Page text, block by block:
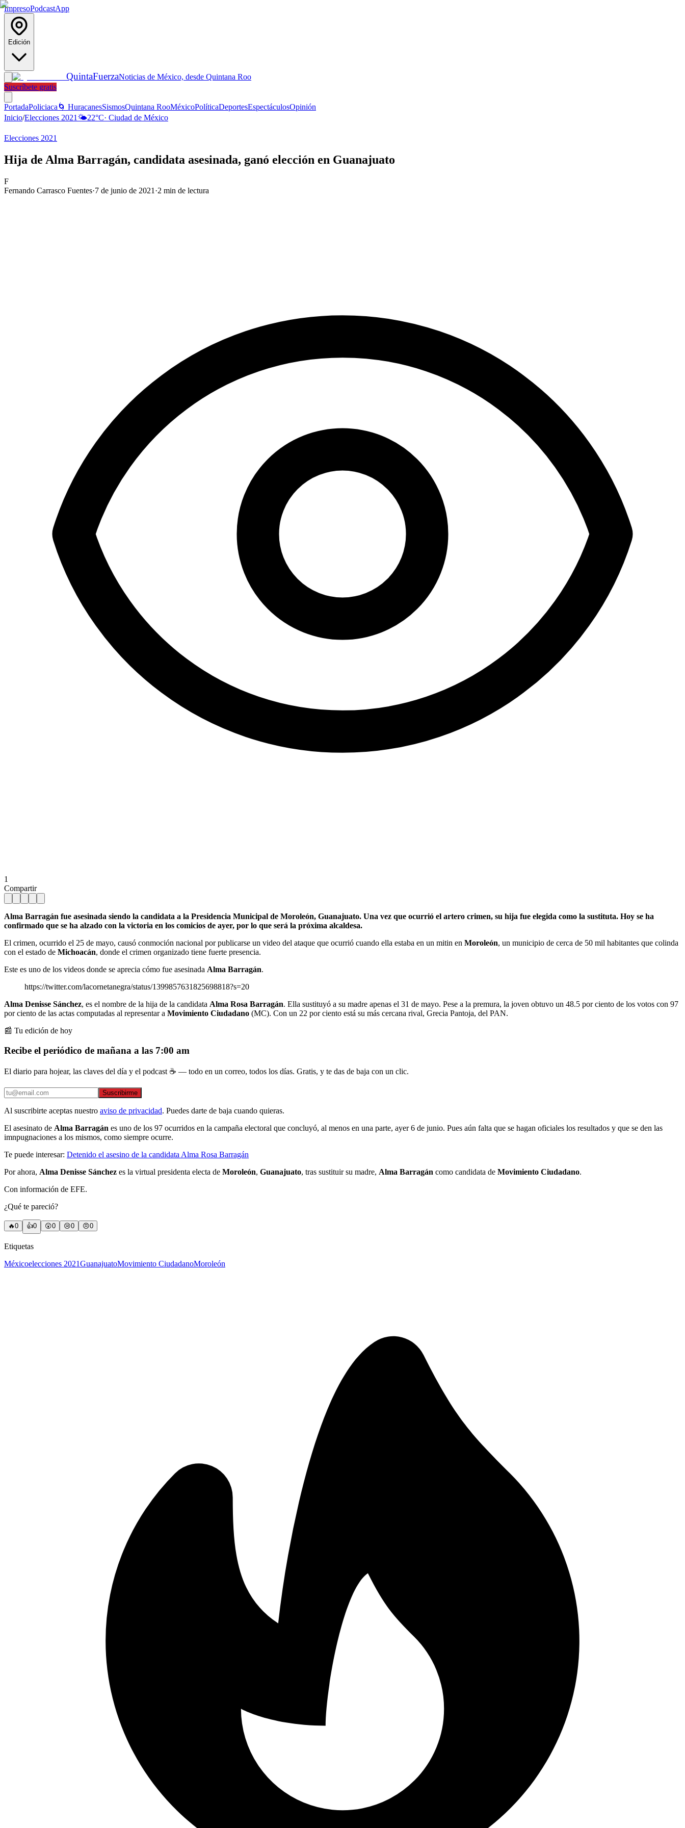
ImpresoPodcastApp
Edición
QuintaFuerzaNoticias de México, desde Quintana Roo
Suscríbete gratis
PortadaPoliciaca 🌀 HuracanesSismosQuintana RooMéxicoPolíticaDeportesEspectáculosOpinión
Inicio/Elecciones 2021 🌤️22°C· Ciudad de México
Elecciones 2021
Hija de Alma Barragán, candidata asesinada, ganó elección en Guanajuato
F
Fernando Carrasco Fuentes·7 de junio de 2021 ·2 min de lectura
1
Compartir
Alma Barragán fue asesinada siendo la candidata a la Presidencia Municipal de Moroleón, Guanajuato. Una vez que ocurrió el artero crimen, su hija fue elegida como la sustituta. Hoy se ha
confirmado que se ha alzado con la victoria en los comicios de ayer, por lo que será la próxima alcaldesa.
El crimen, ocurrido el 25 de mayo, causó conmoción nacional por publicarse un video del ataque que ocurrió cuando ella estaba en un mitin en Moroleón, un municipio de cerca de 50 mil habitantes que colinda
con el estado de Michoacán, donde el crimen organizado tiene fuerte presencia.
Este es uno de los videos donde se aprecia cómo fue asesinada Alma Barragán.
https://twitter.com/lacornetanegra/status/1399857631825698818?s=20
Alma Denisse Sánchez, es el nombre de la hija de la candidata Alma Rosa Barragán. Ella sustituyó a su madre apenas el 31 de mayo. Pese a la premura, la joven obtuvo un 48.5 por ciento de los votos con 97
por ciento de las actas computadas al representar a Movimiento Ciudadano (MC). Con un 22 por ciento está su más cercana rival, Grecia Pantoja, del PAN.
📰 Tu edición de hoy
Recibe el periódico de mañana a las 7:00 am
El diario para hojear, las claves del día y el podcast ☕ — todo en un correo, todos los días. Gratis, y te das de baja con un clic.
Suscribirme
Al suscribirte aceptas nuestro aviso de privacidad. Puedes darte de baja cuando quieras.
El asesinato de Alma Barragán es uno de los 97 ocurridos en la campaña electoral que concluyó, al menos en una parte, ayer 6 de junio. Pues aún falta que se hagan oficiales los resultados y que se den las
imnpugnaciones a los mismos, como siempre ocurre.
Te puede interesar: Detenido el asesino de la candidata Alma Rosa Barragán
Por ahora, Alma Denisse Sánchez es la virtual presidenta electa de Moroleón, Guanajuato, tras sustituir su madre, Alma Barragán como candidata de Movimiento Ciudadano.
Con información de EFE.
¿Qué te pareció?
🔥0 👍0 😲0 😢0 😠0
Etiquetas
Méxicoelecciones 2021GuanajuatoMovimiento CiudadanoMoroleón